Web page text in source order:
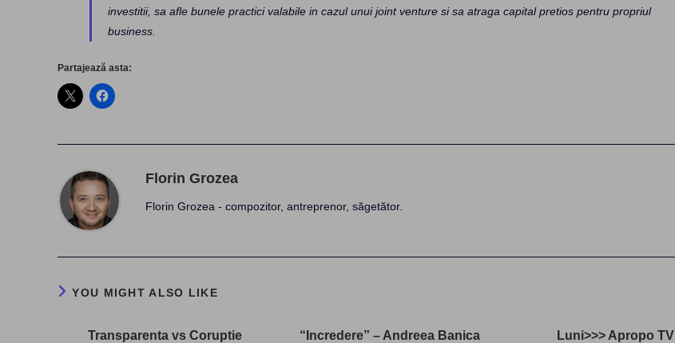
investitii, sa afle bunele practici valabile in cazul unui joint venture si sa atraga capital pretios pentru propriul
business.
Partajează asta:
Florin Grozea
Florin Grozea - compozitor, antreprenor, săgetător.
YOU MIGHT ALSO LIKE
Transparenta vs Coruptie
“Incredere” – Andreea Banica
Luni>>> Apropo TV